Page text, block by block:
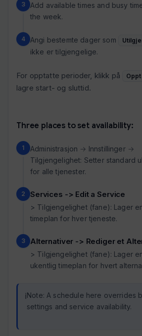
Add available times and busy
the week.
Angi bestemte dager som
ikke er tilgjengelige.
For opptatte perioder, klikk på
lagre start- og sluttid.
Three places to set availability:
Administrasjon → Innstillinger →
Tilgjengelighet: Setter standard
for alle tjenester.
Services -> Edit a Service
> Tilgjengelighet (fane): Lager
timeplan for hver tjeneste.
Alternativer -> Rediger et
> Tilgjengelighet (fane): Lager
ukentlig timeplan for hvert
Note: A schedule here overrides
settings and service availability.